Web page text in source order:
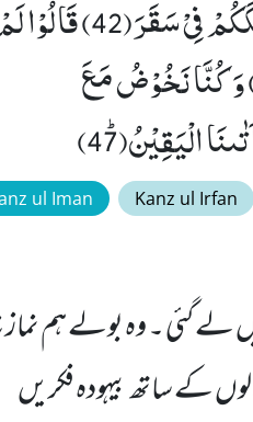
فِیْ جَنّٰتٍﰈ یَتَسَآءَلُوْنَۙ (40) عَنِ الْمُجْرِمِیْنَۙ (41) مَا سَلَكَكُمْ فِیْ
الْمُصَلِّیْنَۙ (43) وَ لَمْ نَكُ نُطْعِمُ الْمِسْكِیْنَۙ (44) وَ كُنَّا نَخُوْضُ مَعَ
ul Iman Kanz ul Irfan
لے گئی ۔ وہ بولے ہم نماز
کے ساتھ بیہودہ فکریں